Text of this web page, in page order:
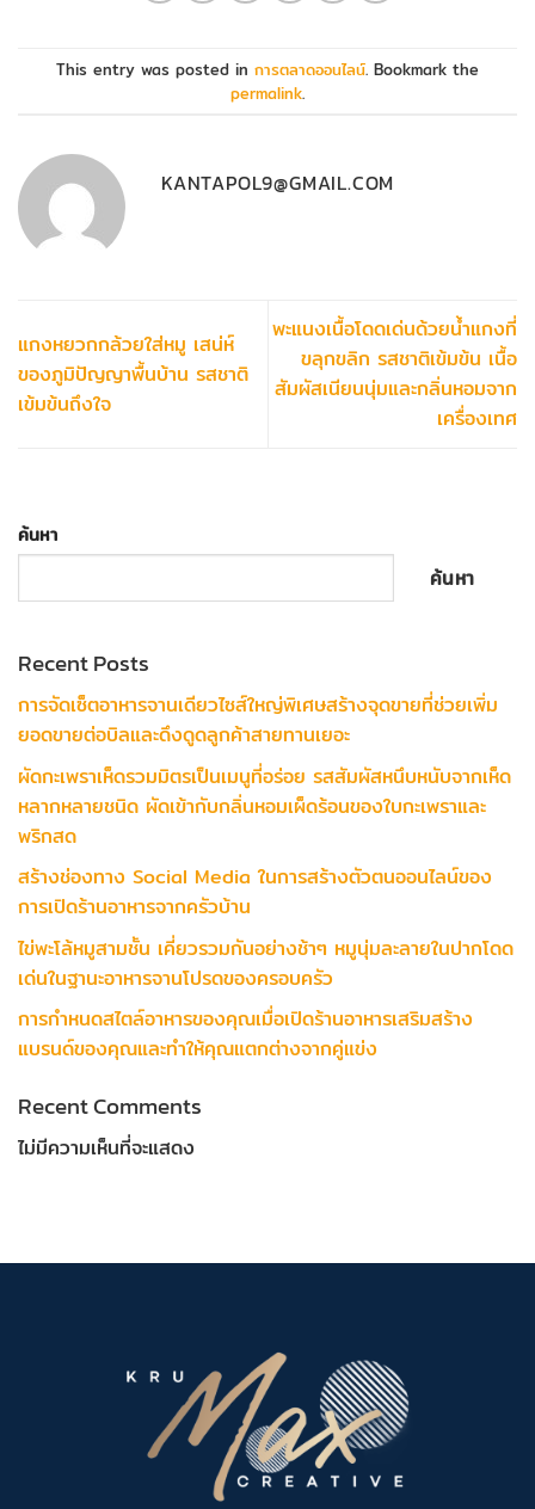
This entry was posted in การตลาดออนไลน์. Bookmark the
permalink.
KANTAPOL9@GMAIL.COM
แกงหยวกกล้วยใส่หมู เสน่ห์
ของภูมิปัญญาพื้นบ้าน รสชาติ
เข้มข้นถึงใจ
พะแนงเนื้อโดดเด่นด้วยน้ำแกงที่
ขลุกขลิก รสชาติเข้มข้น เนื้อ
สัมผัสเนียนนุ่มและกลิ่นหอมจาก
เครื่องเทศ
ค้นหา
ค้นหา
Recent Posts
การจัดเซ็ตอาหารจานเดียวไซส์ใหญ่พิเศษสร้างจุดขายที่ช่วยเพิ่ม
ยอดขายต่อบิลและดึงดูดลูกค้าสายทานเยอะ
ผัดกะเพราเห็ดรวมมิตรเป็นเมนูที่อร่อย รสสัมผัสหนึบหนับจากเห็ด
หลากหลายชนิด ผัดเข้ากับกลิ่นหอมเผ็ดร้อนของใบกะเพราและ
พริกสด
สร้างช่องทาง Social Media ในการสร้างตัวตนออนไลน์ของ
การเปิดร้านอาหารจากครัวบ้าน
ไข่พะโล้หมูสามชั้น เคี่ยวรวมกันอย่างช้าๆ หมูนุ่มละลายในปากโดด
เด่นในฐานะอาหารจานโปรดของครอบครัว
การกำหนดสไตล์อาหารของคุณเมื่อเปิดร้านอาหารเสริมสร้าง
แบรนด์ของคุณและทำให้คุณแตกต่างจากคู่แข่ง
Recent Comments
ไม่มีความเห็นที่จะแสดง